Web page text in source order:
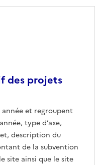
des projets
année et regroupent
type d’axe,
description du
de la subvention
site ainsi que le site